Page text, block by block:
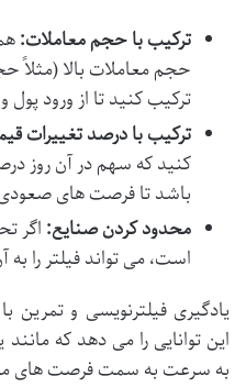
ترکیب با حجم معاملات:
حجم معاملات بالا (مثلاً
ترکیب کنید تا از ورود
ترکیب با درصد تغییرات
کنید که سهم در آن روز
باشد تا فرصت های صعودی
محدود کردن صنایع: اگر
است، می تواند فیلتر را
یادگیری فیلترنویسی و تمرین
این توانایی را می دهد که
به سرعت به سمت فرصت های